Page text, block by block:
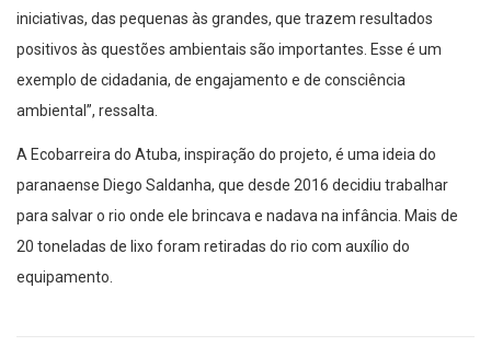
iniciativas, das pequenas às grandes, que trazem resultados
positivos às questões ambientais são importantes. Esse é um
exemplo de cidadania, de engajamento e de consciência
ambiental”, ressalta.
A Ecobarreira do Atuba, inspiração do projeto, é uma ideia do
paranaense Diego Saldanha, que desde 2016 decidiu trabalhar
para salvar o rio onde ele brincava e nadava na infância. Mais de
20 toneladas de lixo foram retiradas do rio com auxílio do
equipamento.